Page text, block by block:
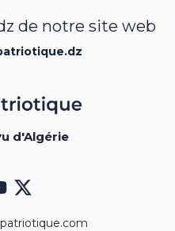
de notre site web
d'Algérie